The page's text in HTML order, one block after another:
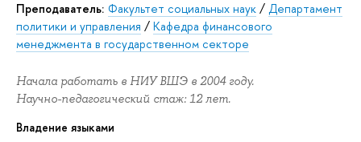
Преподаватель: Факультет социальных наук / Департамент
политики и управления / Кафедра финансового
менеджмента в государственном секторе
Начала работать в НИУ ВШЭ в 2004 году.
Научно-педагогический стаж: 12 лет.
Владение языками